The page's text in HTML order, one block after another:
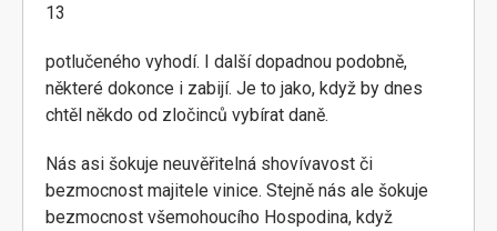
13
potlučeného vyhodí. I další dopadnou podobně,
některé dokonce i zabijí. Je to jako, když by dnes
chtěl někdo od zločinců vybírat daně.
Nás asi šokuje neuvěřitelná shovívavost či
bezmocnost majitele vinice. Stejně nás ale šokuje
bezmocnost všemohoucího Hospodina, když